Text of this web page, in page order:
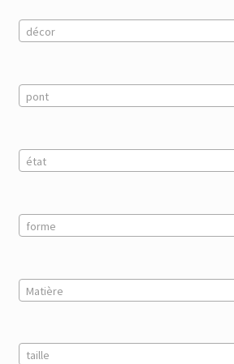
décor
pont
état
forme
Matière
taille